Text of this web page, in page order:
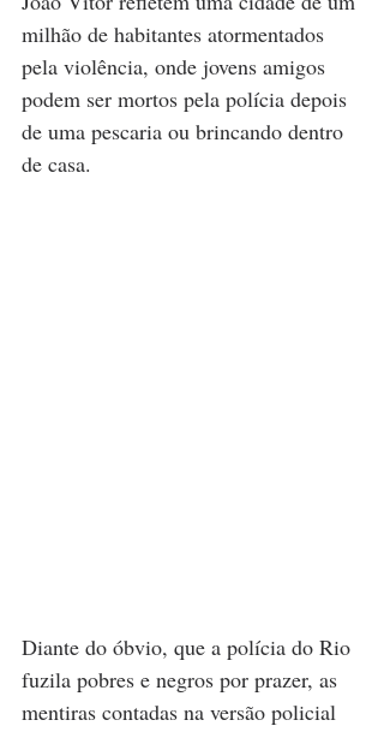
milhão de habitantes atormentados
pela violência, onde jovens amigos
podem ser mortos pela polícia depois
de uma pescaria ou brincando dentro
de casa.
Diante do óbvio, que a polícia do Rio
fuzila pobres e negros por prazer, as
mentiras contadas na versão policial